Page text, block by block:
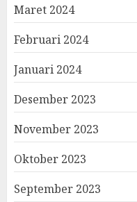
Maret 2024
Februari 2024
Januari 2024
Desember 2023
November 2023
Oktober 2023
September 2023